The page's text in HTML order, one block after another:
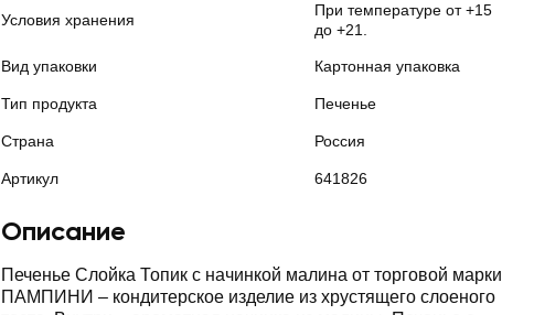
Условия хранения
При температуре от +15
до +21.
Вид упаковки Картонная упаковка
Тип продукта Печенье
Страна Россия
Артикул 641826
Описание
Печенье Слойка Топик с начинкой малина от торговой марки
ПАМПИНИ – кондитерское изделие из хрустящего слоеного